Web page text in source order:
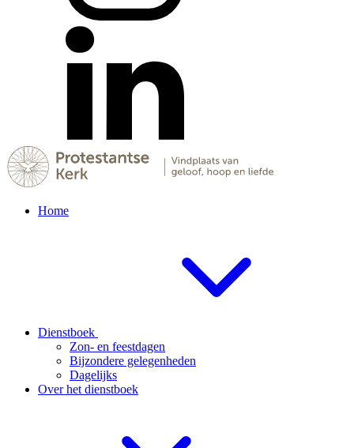
Home
Dienstboek
Zon- en feestdagen
Bijzondere gelegenheden
Dagelijks
Over het dienstboek